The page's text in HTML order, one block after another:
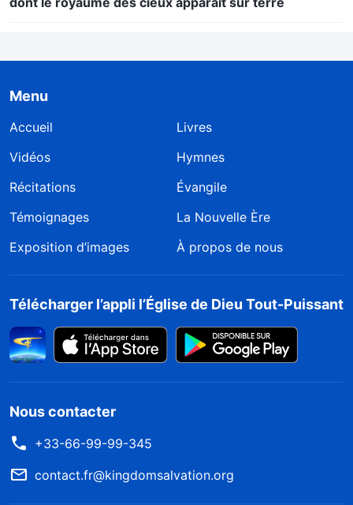
Menu
Accueil
Livres
Vidéos
Hymnes
Récitations
Évangile
Témoignages
La Nouvelle Ère
Exposition d’images
À propos de nous
Télécharger l’appli l’Église de Dieu Tout-Puissant
Nous contacter
+33-66-99-99-345
contact.fr@kingdomsalvation.org